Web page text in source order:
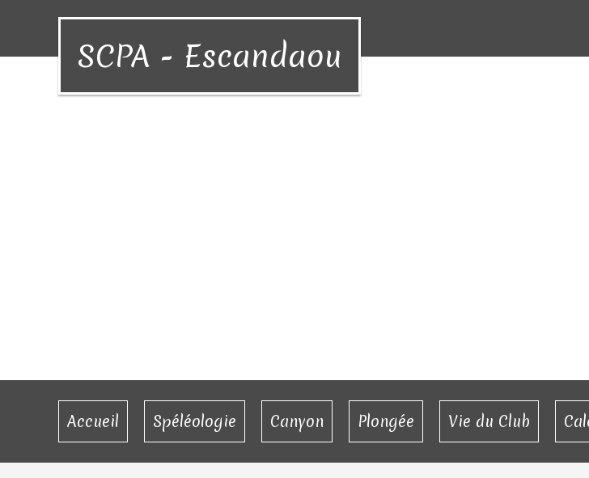
SCPA - Escandaou
Accueil Spéléologie Canyon Plongée Vie du Club